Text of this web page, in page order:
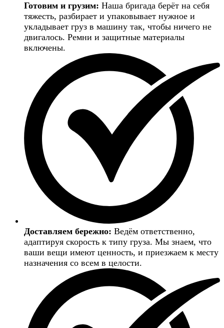
Готовим и грузим: Наша бригада берёт на себя
тяжесть, разбирает и упаковывает нужное и
укладывает груз в машину так, чтобы ничего не
двигалось. Ремни и защитные материалы
включены.
Доставляем бережно: Ведём ответственно,
адаптируя скорость к типу груза. Мы знаем, что
ваши вещи имеют ценность, и приезжаем к месту
назначения со всем в целости.